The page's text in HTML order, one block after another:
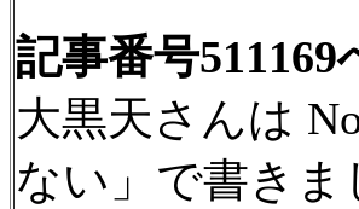
記事番号
大黒天さんは
ない」で書きま